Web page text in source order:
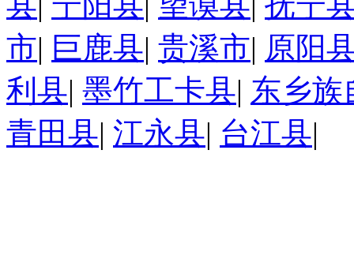
市| 巨鹿县| 贵溪市| 原阳
利县| 墨竹工卡县| 东乡族
青田县| 江永县| 台江县|